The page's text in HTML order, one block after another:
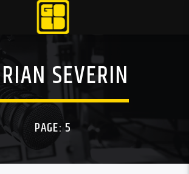
SEVERIN
PAGE: 5